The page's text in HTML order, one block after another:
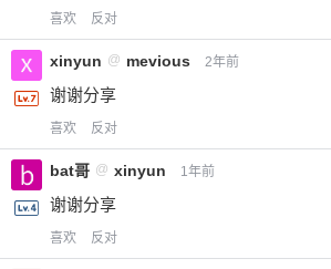
喜欢 反对
xinyun @ mevious 2年前
谢谢分享
喜欢 反对
bat哥 @ xinyun 1年前
谢谢分享
喜欢 反对